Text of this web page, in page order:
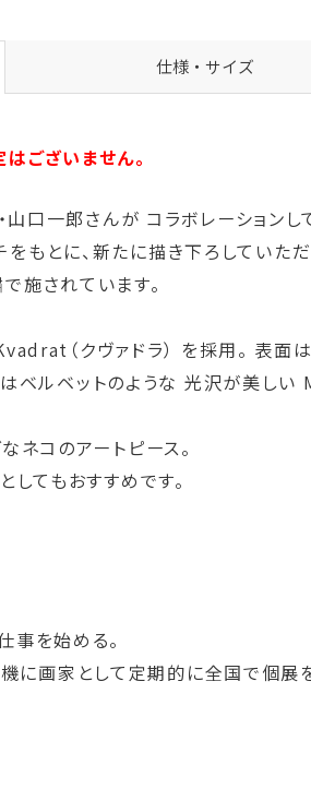
仕様・サイズ
ございません。
山口一郎さんが コラボレーション
もとに、新たに描き下ろしていた
施されています。
（クヴァドラ） を採用。 表
ベルベットのような 光沢が美しい
ネコのアートピース。
してもおすすめです。
事を始める。
画家として定期的に全国で個展